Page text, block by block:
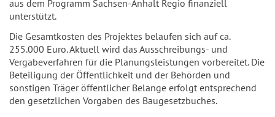
aus dem Programm Sachsen-Anhalt Regio finanziell
unterstützt.
Die Gesamtkosten des Projektes belaufen sich auf ca.
255.000 Euro. Aktuell wird das Ausschreibungs- und
Vergabeverfahren für die Planungsleistungen vorbereitet. Die
Beteiligung der Öffentlichkeit und der Behörden und
sonstigen Träger öffentlicher Belange erfolgt entsprechend
den gesetzlichen Vorgaben des Baugesetzbuches.